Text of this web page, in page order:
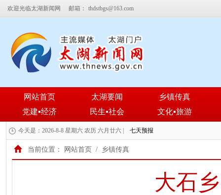
欢迎光临太湖新闻网 邮箱： thdstbgs@163.com
网站首页 太湖要闻
乡镇传真
党建▪经济
民生▪社会 文化▪旅游
今天是：2026-8-8 星期六 农历 六月廿六 |
当前位置： 网站首页 / 乡镇传真
大石